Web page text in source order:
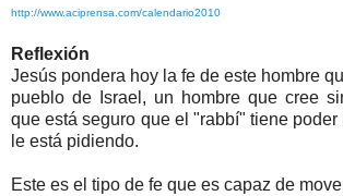
http://www.aciprensa.com/calendario2010
Reflexión
Jesús pondera hoy la fe de este hombre
pueblo de Israel, un hombre que cree
que está seguro que el "rabbí" tiene
le está pidiendo.
Este es el tipo de fe que es capaz de